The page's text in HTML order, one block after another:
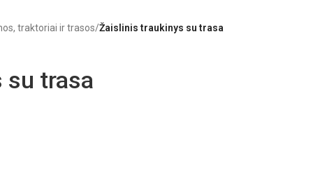
traktoriai ir trasos/Žaislinis traukinys su trasa
su trasa